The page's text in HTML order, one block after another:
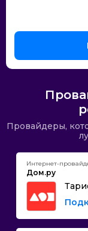
Провайдеры,
Интернет-
Дом.ру